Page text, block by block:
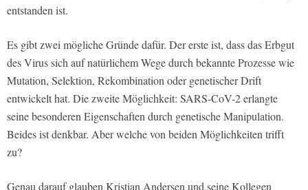
entstanden ist.
Es gibt zwei mögliche Gründe dafür. Der erste ist, dass das Erbgut
des Virus sich auf natürlichem Wege durch bekannte Prozesse wie
Mutation, Selektion, Rekombination oder genetischer Drift
entwickelt hat. Die zweite Möglichkeit: SARS-CoV-2 erlangte
seine besonderen Eigenschaften durch genetische Manipulation.
Beides ist denkbar. Aber welche von beiden Möglichkeiten trifft
zu?
Genau darauf glauben Kristian Andersen und seine Kollegen